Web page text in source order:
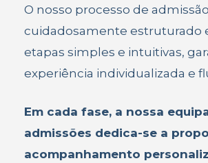
O nosso processo de
cuidadosamente estruturado
etapas simples e intuitivas,
experiência individualizada e
Em cada fase, a nossa
admissões dedica-se a
acompanhamento